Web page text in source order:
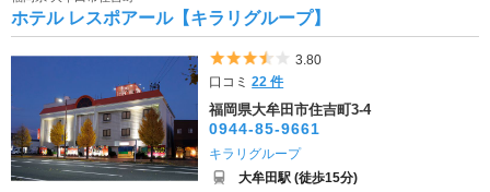
ホテル レスポアール【キラリグループ】
5つ星のうち3.5
3.80
口コミ22 件
福岡県大牟田市住吉町3-4
0944-85-9661
キラリグループ
大牟田駅 (徒歩15分)